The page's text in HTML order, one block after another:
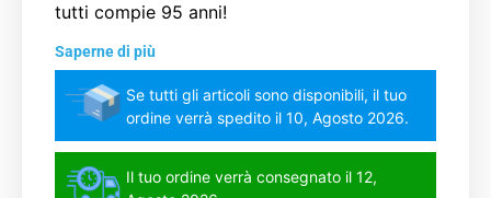
tutti compie 95 anni!
Saperne di più
Se tutti gli articoli sono disponibili, il tuo
ordine verrà spedito il 10, Agosto 2026.
Il tuo ordine verrà consegnato il 12,